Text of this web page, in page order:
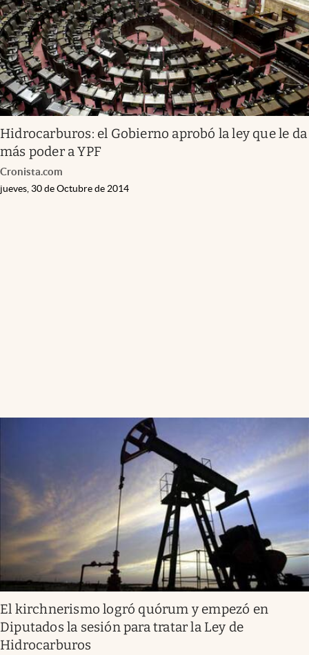
Hidrocarburos: el Gobierno aprobó la ley que le da
más poder a YPF
Cronista.com
jueves, 30 de Octubre de 2014
El kirchnerismo logró quórum y empezó en
Diputados la sesión para tratar la Ley de
Hidrocarburos